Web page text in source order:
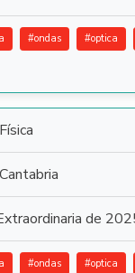
#ondas #optica
Física
Cantabria
de
#ondas #optica